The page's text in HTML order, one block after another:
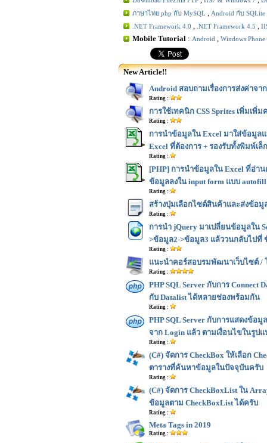
ภาษาไทย php กับ MySQL , Android กับ SQLite
.NET Framework 4.0 , .NET Framework 4.5 ,
Mobile Tutorial : Android , Windows Phone
New Article!!
Android สอบถามเรื่องการส่งค่าจ
Rating :
การใช้เทคนิก CSS Sprites เพิ่มเพิ่
Rating :
การนำข้อมูลใน Excel มาใส่ข้อมูล
Excel ที่ต้องการ + รองรับทั้งพิมพ์เ
Rating :
[PHP] การนำข้อมูลใน Excel ที่อ่าน
ข้อมูลลงใน input form แบบ autofill
Rating :
สร้างปุ่มเลือกไซต์สินค้าและส่งข้อ
Rating :
การนำ jQuery มาเปลี่ยนข้อมูลใน
>ข้อมูล2->ข้อมูล3 แล้ววนกลับไปที่
Rating :
แนะนำคอร์สอบรมพัฒนาเว็บไซต์ /
Rating :
PHP SQL Server กับการ Connect
กับ Datalist ได้หลายช่องพร้อมกัน
Rating :
PHP SQL Server กับการแสดงข้อมู
จาก Login แล้ว ตามเงื่อนไขในรูปแ
Rating :
(C#) จัดการ CheckBox ให้เลือก
ตารางที่ค้นหาข้อมูลในปัจจุบันครับ
Rating :
(C#) จัดการ CheckBoxList ใน
ข้อมูลตาม CheckBoxList ได้ครับ
Rating :
Meta Tags in 2019
Rating :